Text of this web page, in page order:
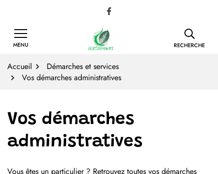
contenu
Lien vers le compte Facebook
MENU RECHERCHE
Accueil
Démarches et services
Vos démarches administratives
Vos démarches
administratives
Vous êtes un particulier ? Retrouvez toutes vos démarches